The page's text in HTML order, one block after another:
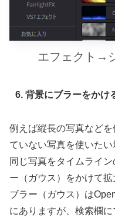
エフェクト→
6. 背景にブラーをかけ
例えば縦長の写真など
ていない写真を使いたい
同じ写真をタイムライ
ー（ガウス）をかけて拡
ブラー（ガウス）は
にありますが、検索欄に